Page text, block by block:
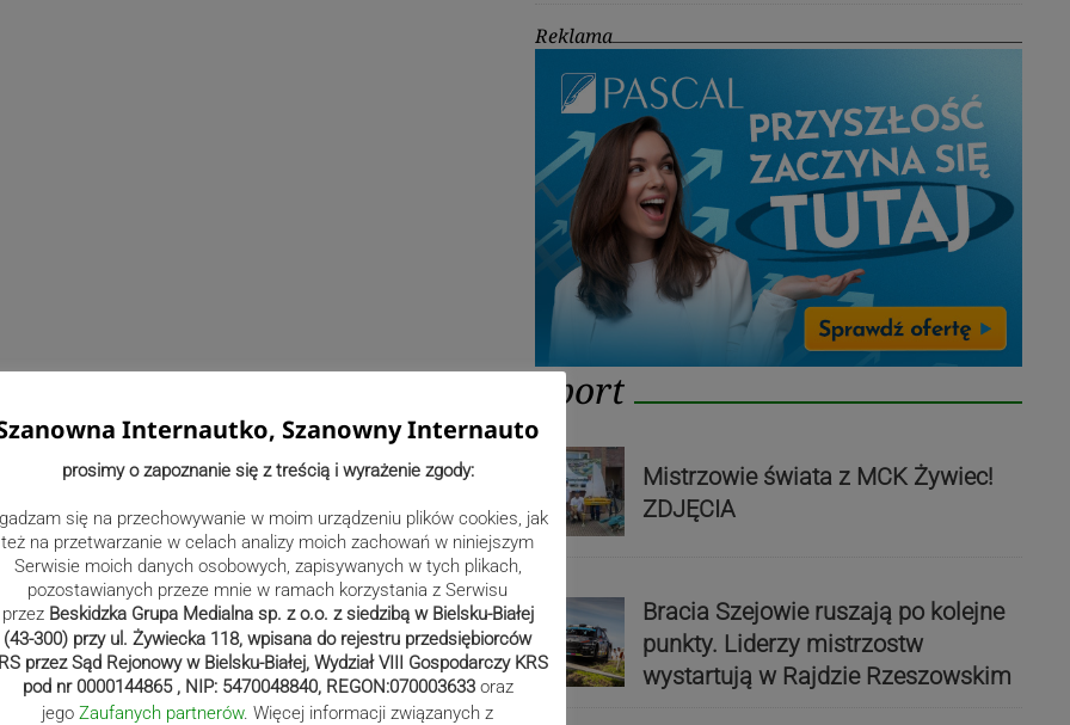
Reklama
Sport
Mistrzowie świata z MCK Żywiec!
ZDJĘCIA
Bracia Szejowie ruszają po kolejne
punkty. Liderzy mistrzostw
wystartują w Rajdzie Rzeszowskim
Internautko, Szanowny Internauto
prosimy o zapoznanie się z treścią i wyrażenie zgody:
się na przechowywanie w moim urządzeniu plików cookies, jak
też na przetwarzanie w celach analizy moich zachowań w niniejszym
Serwisie moich danych osobowych, zapisywanych w tych plikach,
pozostawianych przeze mnie w ramach korzystania z Serwisu
przez Beskidzka Grupa Medialna sp. z o.o. z siedzibą w Bielsku-Białej
(43-300) przy ul. Żywiecka 118, wpisana do rejestru przedsiębiorców
przez Sąd Rejonowy w Bielsku-Białej, Wydział VIII Gospodarczy KRS
pod nr 0000144865 , NIP: 5470048840, REGON:070003633 oraz
jego Zaufanych partnerów. Więcej informacji związanych z